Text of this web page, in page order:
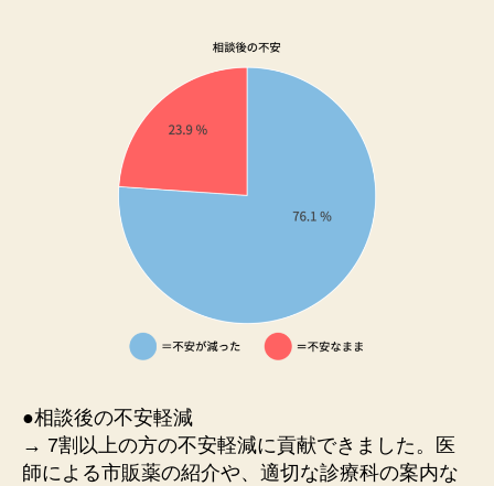
●相談後の不安軽減
→ 7割以上の方の不安軽減に貢献できました。医
師による市販薬の紹介や、適切な診療科の案内な